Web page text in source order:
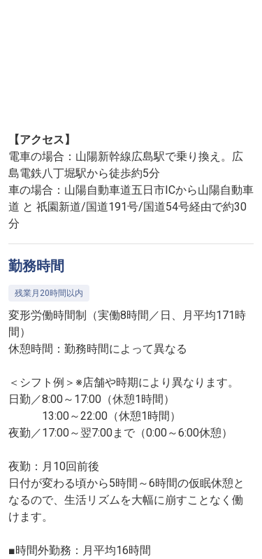
【アクセス】
電車の場合：山陽新幹線広島駅で乗り換え。広
島電鉄八丁堀駅から徒歩約5分
車の場合：山陽自動車道五日市ICから山陽自動車
道 と 祇園新道/国道191号/国道54号経由で約30
分
勤務時間
残業月20時間以内
変形労働時間制（実働8時間／日、月平均171時
間）
休憩時間：勤務時間によって異なる
＜シフト例＞※店舗や時期により異なります。
日勤／8:00～17:00（休憩1時間）
13:00～22:00（休憩1時間）
夜勤／17:00～翌7:00まで（0:00～6:00休憩）
夜勤：月10回前後
日付が変わる頃から5時間～6時間の仮眠休憩と
なるので、生活リズムを大幅に崩すことなく働
けます。
■時間外勤務：月平均16時間